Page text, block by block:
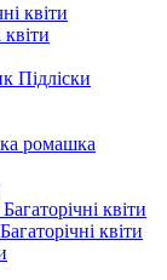
квіти
Підліски
ромашка
квіти
квіти